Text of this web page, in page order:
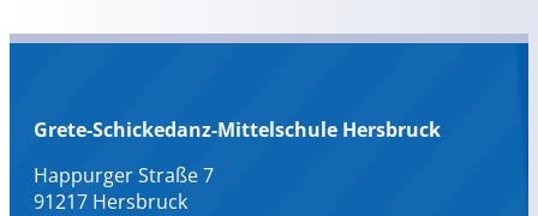
Grete-Schickedanz-Mittelschule Hersbruck
Happurger Straße 7
91217 Hersbruck